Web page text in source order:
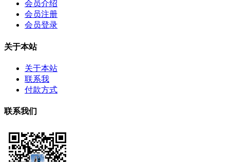
会员介绍
会员注册
会员登录
关于本站
关于本站
联系我
付款方式
联系我们